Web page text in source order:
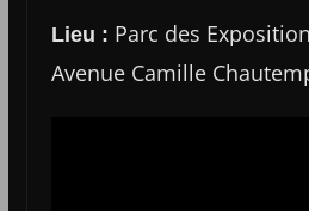
Lieu : Parc des
Avenue Camille